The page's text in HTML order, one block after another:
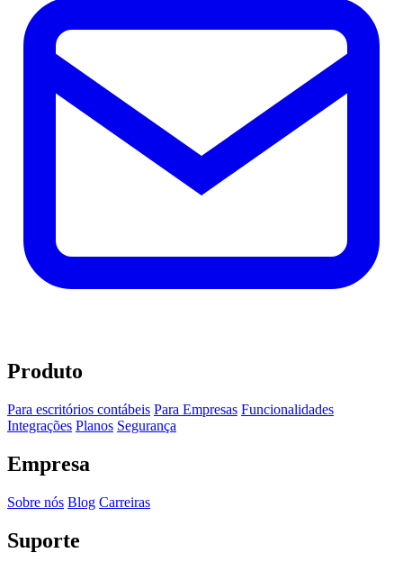
Produto
Para escritórios contábeis Para Empresas Funcionalidades
Integrações Planos Segurança
Empresa
Sobre nós Blog Carreiras
Suporte